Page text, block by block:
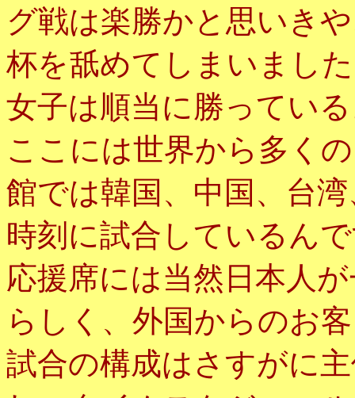
グ戦は楽勝かと思いき
杯を舐めてしまいまし
女子は順当に勝ってい
ここには世界から多く
館では韓国、中国、台
時刻に試合しているん
応援席には当然日本人
らしく、外国からのお
試合の構成はさすがに